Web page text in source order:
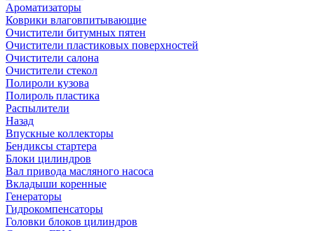
Ароматизаторы
Коврики влаговпитывающие
Очистители битумных пятен
Очистители пластиковых поверхностей
Очистители салона
Очистители стекол
Полироли кузова
Полироль пластика
Распылители
Назад
Впускные коллекторы
Бендиксы стартера
Блоки цилиндров
Вал привода масляного насоса
Вкладыши коренные
Генераторы
Гидрокомпенсаторы
Головки блоков цилиндров